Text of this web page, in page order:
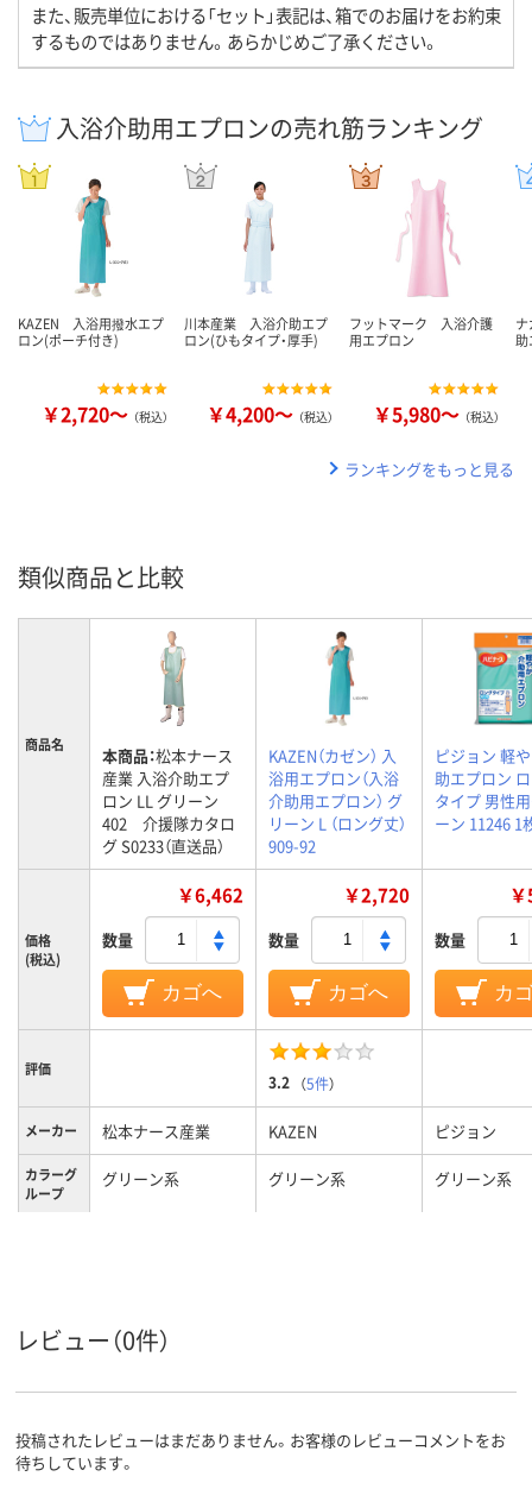
また、販売単位における「セット」表記は、箱でのお届けをお約束
するものではありません。あらかじめご了承ください。
入浴介助用エプロンの売れ筋ランキング
KAZEN 入浴用撥水エプ
ロン(ポーチ付き)
￥2,720～ （税込）
川本産業 入浴介助エプ
ロン(ひもタイプ・厚手)
￥4,200～ （税込）
フットマーク 入浴介護
用エプロン
￥5,980～ （税込）
ランキングをもっと見る
類似商品と比較
商品名 本商品：松本ナース
産業 入浴介助エプ
ロン LL グリーン
402 介援隊カタロ
グ S0233（直送品）
KAZEN（カゼン） 入
浴用エプロン（入浴
介助用エプロン） グ
リーン L （ロング丈）
909-92
ピジョン 軽
助エプロン
タイプ 男性
ーン 11246 1
価格
(税込)
￥6,462
数量
カゴへ
￥2,720
数量
カゴへ
数量
カ
評価
3.2 （5件）
メーカー 松本ナース産業 KAZEN ピジョン
カラーグ
ループ
グリーン系 グリーン系 グリーン系
レビュー（0件）
投稿されたレビューはまだありません。お客様のレビューコメントをお
待ちしています。